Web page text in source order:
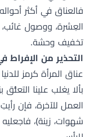
فالعناق في أكثر
العِشرة، ووصول
تخفيف وحشة.
التحذير من الإفراط
عناق المرأة كرمز
بألا يغلب علينا
العمل للآخرة، فإن
شهوات، زينة)،